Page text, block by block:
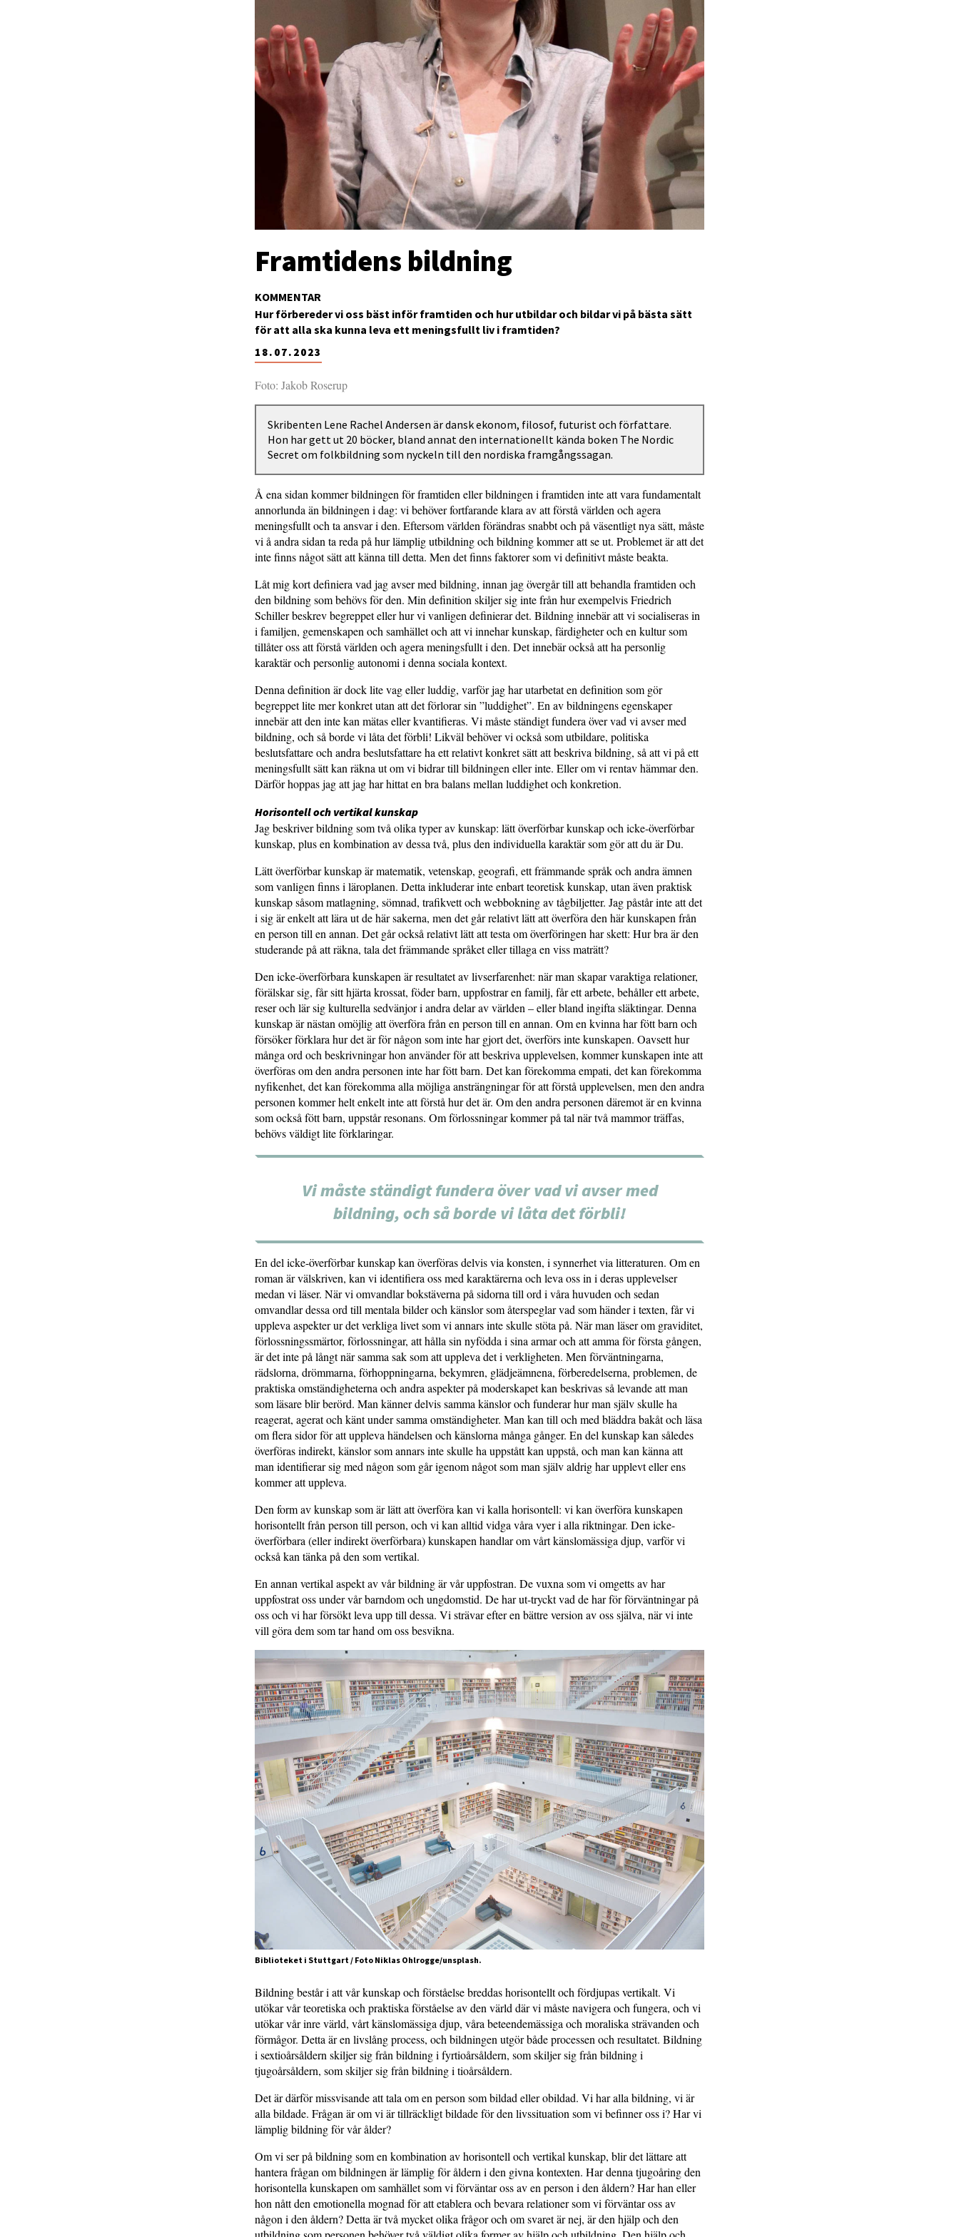
KOMMENTAR
Framtidens bildning
18.07.2023
Hur förbereder vi oss bäst inför framtiden och hur utbildar och bildar vi på bästa sätt
för att alla ska kunna leva ett meningsfullt liv i framtiden?
Foto: Jakob Roserup
Skribenten Lene Rachel Andersen är dansk ekonom, filosof, futurist och författare.
Hon har gett ut 20 böcker, bland annat den internationellt kända boken The Nordic
Secret om folkbildning som nyckeln till den nordiska framgångssagan.
Å ena sidan kommer bildningen för framtiden eller bildningen i framtiden inte att vara fundamentalt
annorlunda än bildningen i dag: vi behöver fortfarande klara av att förstå världen och agera
meningsfullt och ta ansvar i den. Eftersom världen förändras snabbt och på väsentligt nya sätt, måste
vi å andra sidan ta reda på hur lämplig utbildning och bildning kommer att se ut. Problemet är att det
inte finns något sätt att känna till detta. Men det finns faktorer som vi definitivt måste beakta.
Låt mig kort definiera vad jag avser med bildning, innan jag övergår till att behandla framtiden och
den bildning som behövs för den. Min definition skiljer sig inte från hur exempelvis Friedrich
Schiller beskrev begreppet eller hur vi vanligen definierar det. Bildning innebär att vi sociali­seras in
i familjen, gemenskapen och samhället och att vi innehar kunskap, färdigheter och en kultur som
tillåter oss att förstå världen och agera menings­fullt i den. Det innebär också att ha personlig
karaktär och personlig autonomi i denna sociala kontext.
Denna definition är dock lite vag eller luddig, varför jag har utarbetat en definition som gör
begreppet lite mer konkret utan att det förlorar sin ”luddighet”. En av bildningens egenskaper
innebär att den inte kan mätas eller kvantifieras. Vi måste ständigt fundera över vad vi avser med
bildning, och så borde vi låta det förbli! Likväl behöver vi också som utbildare, politiska
beslutsfattare och andra beslutsfattare ha ett relativt konkret sätt att beskriva bildning, så att vi på ett
meningsfullt sätt kan räkna ut om vi bidrar till bild­ningen eller inte. Eller om vi rentav hämmar den.
Därför hoppas jag att jag har hittat en bra balans mellan luddighet och konkretion.
Horisontell och vertikal kunskap
Jag beskriver bildning som två olika typer av kunskap: lätt överförbar kunskap och icke-överförbar
kunskap, plus en kombination av dessa två, plus den individuella karaktär som gör att du är Du.
Lätt överförbar kunskap är matematik, vetenskap, geografi, ett främmande språk och andra ämnen
som vanligen finns i läroplanen. Detta inkluderar inte enbart teoretisk kunskap, utan även praktisk
kunskap såsom matlagning, sömnad, trafikvett och webbokning av tågbiljetter. Jag påstår inte att det
i sig är enkelt att lära ut de här sakerna, men det går relativt lätt att överföra den här kunskapen från
en person till en annan. Det går också relativt lätt att testa om överföringen har skett: Hur bra är den
studerande på att räkna, tala det främ­mande språket eller tillaga en viss maträtt?
Den icke-överförbara kunskapen är resultatet av livserfarenhet: när man skapar varaktiga relationer,
förälskar sig, får sitt hjärta krossat, föder barn, uppfostrar en familj, får ett arbete, behåller ett arbete,
reser och lär sig kulturella sedvänjor i andra delar av världen – eller bland ingifta släktingar. Denna
kunskap är nästan omöjlig att överföra från en person till en annan. Om en kvinna har fött barn och
försöker förklara hur det är för någon som inte har gjort det, överförs inte kunskapen. Oavsett hur
många ord och beskrivningar hon använder för att beskriva upplevelsen, kommer kunskapen inte att
över­föras om den andra personen inte har fött barn. Det kan förekomma empati, det kan förekomma
nyfikenhet, det kan förekomma alla möjliga ansträngningar för att förstå upplevelsen, men den andra
personen kommer helt enkelt inte att förstå hur det är. Om den andra personen däremot är en kvinna
som också fött barn, uppstår resonans. Om förlossningar kommer på tal när två mammor träffas,
behövs väldigt lite förklaringar.
Vi måste ständigt fundera över vad vi avser med
bildning, och så borde vi låta det förbli!
En del icke-överförbar kunskap kan överföras delvis via konsten, i synnerhet via litteraturen. Om en
roman är välskriven, kan vi identifiera oss med karak­tärerna och leva oss in i deras upplevelser
medan vi läser. När vi omvandlar bokstäverna på sidorna till ord i våra huvuden och sedan
omvandlar dessa ord till mentala bilder och känslor som återspeglar vad som händer i texten, får vi
uppleva aspekter ur det verkliga livet som vi annars inte skulle stöta på. När man läser om graviditet,
förlossningssmärtor, förlossningar, att hålla sin nyfödda i sina armar och att amma för första gången,
är det inte på långt när samma sak som att uppleva det i verkligheten. Men förväntningarna,
rädslorna, drömmarna, förhoppningarna, bekymren, glädjeämnena, förberedelserna, problemen, de
praktiska omständigheterna och andra aspekter på moderskapet kan beskrivas så levande att man
som läsare blir berörd. Man känner delvis samma känslor och funderar hur man själv skulle ha
reagerat, agerat och känt under samma omständigheter. Man kan till och med bläddra bakåt och läsa
om flera sidor för att uppleva händelsen och känslorna många gånger. En del kunskap kan således
överföras indirekt, känslor som annars inte skulle ha upp­stått kan uppstå, och man kan känna att
man identifierar sig med någon som går igenom något som man själv aldrig har upplevt eller ens
kommer att uppleva.
Den form av kunskap som är lätt att överföra kan vi kalla horisontell: vi kan överföra kunskapen
horisontellt från person till person, och vi kan alltid vidga våra vyer i alla riktningar. Den icke-
överförbara (eller indirekt överförbara) kun­skapen handlar om vårt känslomässiga djup, varför vi
också kan tänka på den som vertikal.
En annan vertikal aspekt av vår bildning är vår uppfostran. De vuxna som vi omgetts av har
uppfostrat oss under vår barndom och ungdomstid. De har ut­-tryckt vad de har för förväntningar på
oss och vi har försökt leva upp till dessa. Vi strävar efter en bättre version av oss själva, när vi inte
vill göra dem som tar hand om oss besvikna.
Biblioteket i Stuttgart / Foto Niklas Ohlrogge/unsplash.
Bildning består i att vår kunskap och förståelse breddas horisontellt och fördjupas vertikalt. Vi
utökar vår teoretiska och praktiska förståelse av den värld där vi måste navigera och fungera, och vi
utökar vår inre värld, vårt känslo­mässiga djup, våra beteendemässiga och moraliska strävanden och
förmågor. Detta är en livslång process, och bildningen utgör både processen och resultatet. Bildning
i sextioårsåldern skiljer sig från bildning i fyrtioårsåldern, som skiljer sig från bildning i
tjugoårsåldern, som skiljer sig från bildning i tioårs­åldern.
Det är därför missvisande att tala om en person som bildad eller obildad. Vi har alla bildning, vi är
alla bildade. Frågan är om vi är tillräckligt bildade för den livssituation som vi befinner oss i? Har vi
lämplig bildning för vår ålder?
Om vi ser på bildning som en kombination av horisontell och vertikal kunskap, blir det lättare att
hantera frågan om bildningen är lämplig för åldern i den givna kontexten. Har denna tjugoåring den
horisontella kunskapen om samhället som vi förväntar oss av en person i den åldern? Har han eller
hon nått den emotio­nella mognad för att etablera och bevara relationer som vi förväntar oss av
någon i den åldern? Detta är två mycket olika frågor och om svaret är nej, är den hjälp och den